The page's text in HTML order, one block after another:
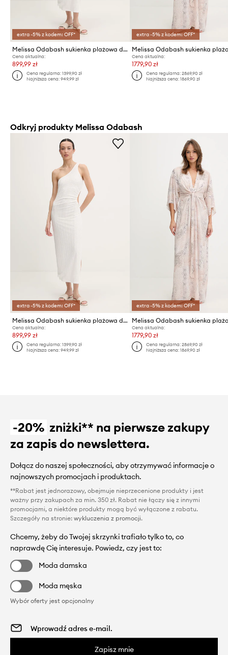
extra -5% z kodem: OFF*
Melissa Odabash sukienka plażowa damska
Cena aktualna:
899,99 zł
Cena regularna:1399,90 zł
Najniższa cena:949,99 zł
extra -5% z kodem: OFF*
Melissa Odabash sukienka
Cena aktualna:
1779,90 zł
Cena regularna: 2869,90 zł
Najniższa cena: 1869,90 zł
Odkryj produkty Melissa Odabash
extra -5% z kodem: OFF*
Melissa Odabash sukienka plażowa damska
Cena aktualna:
899,99 zł
Cena regularna:1399,90 zł
Najniższa cena:949,99 zł
extra -5% z kodem: OFF*
Melissa Odabash sukienka
Cena aktualna:
1779,90 zł
Cena regularna: 2869,90 zł
Najniższa cena: 1869,90 zł
-20% zniżki** na pierwsze zakupy
za zapis do newslettera.
Dołącz do naszej społeczności, aby otrzymywać informacje o
najnowszych promocjach i produktach.
**Rabat jest jednorazowy, obejmuje nieprzecenione produkty i jest
ważny przy zakupach za min. 350 zł. Rabat nie łączy się z innymi
promocjami, a niektóre produkty mogą być wyłączone z rabatu.
Szczegóły na stronie: wykluczenia z promocji.
Chcemy, żeby do Twojej skrzynki trafiało tylko to, co
naprawdę Cię interesuje. Powiedz, czy jest to:
Moda damska
Moda męska
Wybór oferty jest opcjonalny
Zapisz mnie